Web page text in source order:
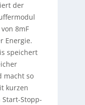
der
8mF
Energie.
speichert
macht so
kurzen
Stopp-